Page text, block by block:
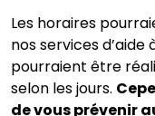
Les horaires
nos services d’aide
pourraient être
selon les jours.
de vous prévenir